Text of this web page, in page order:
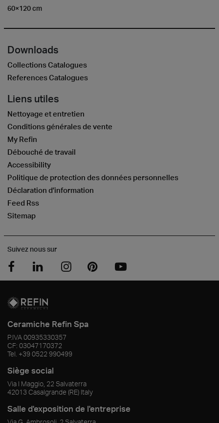
60×120 cm
Downloads
Collections Catalogues
References Catalogues
Liens utiles
Nettoyage et entretien
Conditions générales de vente
My Refin
Débouché de travail
Accessibility
Politique de protection des données personnelles
Déclaration d’information
Feed Rss
Sitemap
Suivez nous sur
Ceramiche Refin Spa
P.IVA00935330357
CF: 03047170372
Tel. +39 0522 990499
Siège social
Via I Maggio, 22 Salvaterra
42013 Casalgrande (RE) Italy
Salle d'exposition de l'entreprise